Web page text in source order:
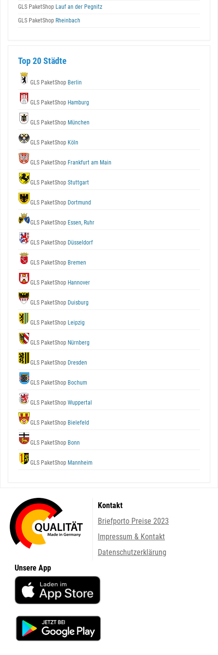
GLS PaketShop Lauf an der Pegnitz
GLS PaketShop Rheinbach
Top 20 Städte
GLS PaketShop Berlin
GLS PaketShop Hamburg
GLS PaketShop München
GLS PaketShop Köln
GLS PaketShop Frankfurt am Main
GLS PaketShop Stuttgart
GLS PaketShop Dortmund
GLS PaketShop Essen, Ruhr
GLS PaketShop Düsseldorf
GLS PaketShop Bremen
GLS PaketShop Hannover
GLS PaketShop Duisburg
GLS PaketShop Leipzig
GLS PaketShop Nürnberg
GLS PaketShop Dresden
GLS PaketShop Bochum
GLS PaketShop Wuppertal
GLS PaketShop Bielefeld
GLS PaketShop Bonn
GLS PaketShop Mannheim
Kontakt
Briefporto Preise 2023
Impressum & Kontakt
Datenschutzerklärung
Unsere App